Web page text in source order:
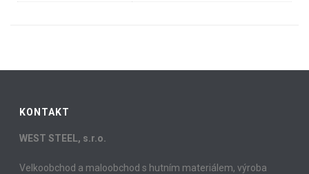
KONTAKT
WEST STEEL, s.r.o.
Velkoobchod a maloobchod s hutním materiálem, výroba